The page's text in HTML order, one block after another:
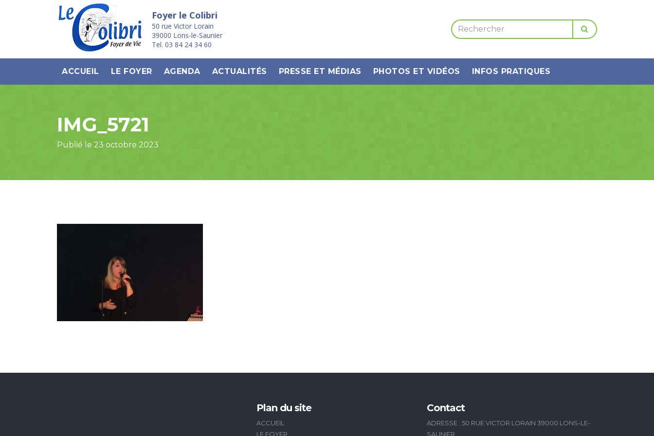
Foyer le Colibri
50 rue Victor Lorain
39000 Lons-le-Saunier
Tel. 03 84 24 34 60
ACCUEIL LE FOYER AGENDA ACTUALITÉS PRESSE ET MÉDIAS PHOTOS ET VIDÉOS INFOS PRATIQUES
IMG_5721
Publié le 23 octobre 2023
Plan du site
ACCUEIL
LE FOYER
Contact
ADRESSE : 50 RUE VICTOR LORAIN 39000 LONS-LE-
SAUNIER